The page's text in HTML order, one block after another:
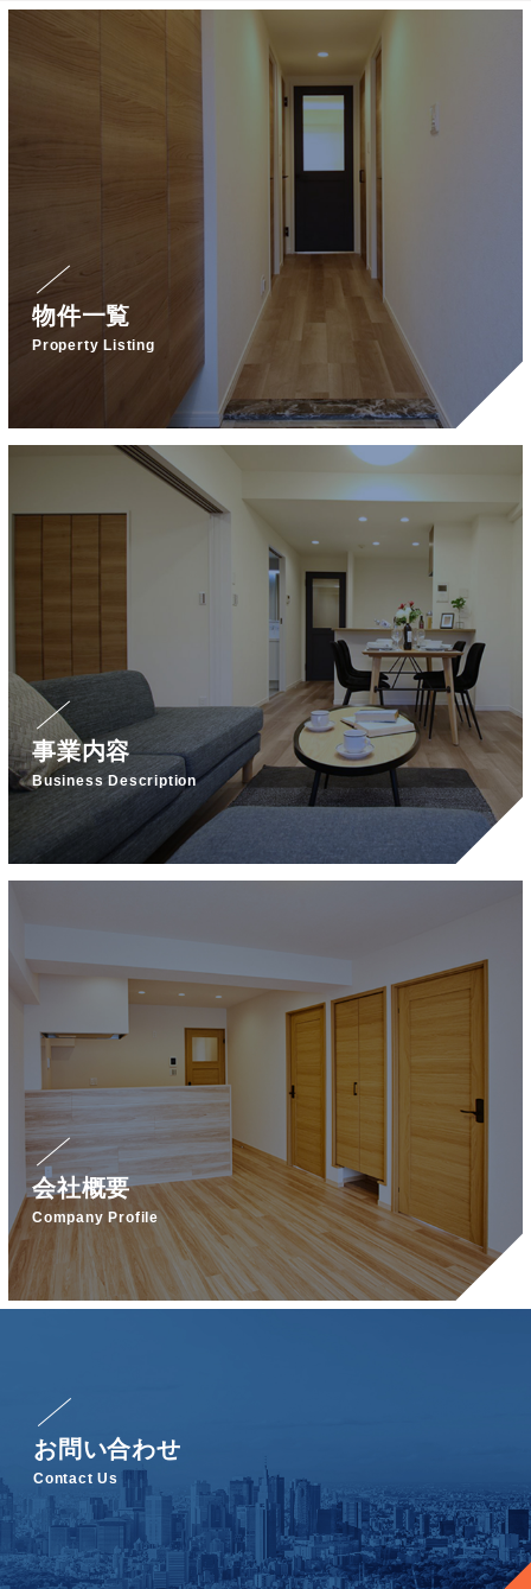
物件一覧
Property Listing
事業内容
Business Description
会社概要
Company Profile
お問い合わせ
Contact Us